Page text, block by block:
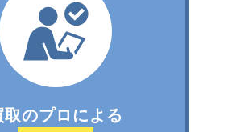
取のプロによる